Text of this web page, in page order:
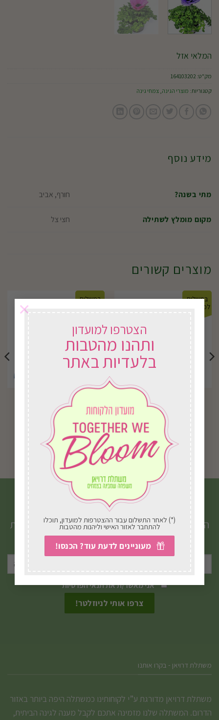
הצטרפו למועדון
ותהנו מהטבות
בלעדיות באתר
(*) לאחר התשלום עבור ההצטרפות למועדון, תוכלו
להתחבר לאזור האישי וליהנות מהטבות
מעוניינים לדעת עוד? הכנסו!
×
המלאי אזל
מק"ט:164103202
קטגוריות: מוצרי הגינה,צמחי גינה
מידע נוסף
מתי בשנה? חורף, אביב
מקום מומלץ לשתילה חצי צל
מוצרים קשורים
במשלוח
לכל הארץ
60.00
בחירת אפשרויות
במשלוח
J43 מעדר ילדים
26.00
בחירת אפשרויות
הצטרפו לניוזלטר שלנו
הטבות, מבצעים, עדכונים וטיפים חמים ישירות לתיבת
המייל שלכם.
אני מאשר/ת אתתנאי הפרטיות
משתלת דרויאן - בקרו אותנו
משתלת דרויאן מדורגת ע”י לקוחותינו כמשתלה היפה ביותר באזור
הדרום. המשתלה שלנו מזמינה אתכם לקבל מענה לגינה הביתית,